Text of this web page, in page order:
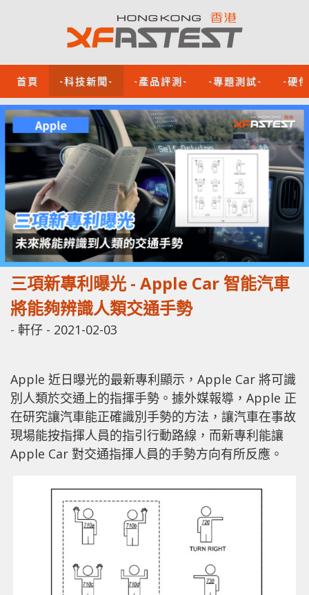
首頁 -科技新聞- -產品評測- -專題測試- -硬
三項新專利曝光 - Apple Car 智能汽車
將能夠辨識人類交通手勢
- 軒仔 - 2021-02-03
Apple 近日曝光的最新專利顯示，Apple Car 將可識
別人類於交通上的指揮手勢。據外媒報導，Apple 正
在研究讓汽車能正確識別手勢的方法，讓汽車在事故
現場能按指揮人員的指引行動路線，而新專利能讓
Apple Car 對交通指揮人員的手勢方向有所反應。